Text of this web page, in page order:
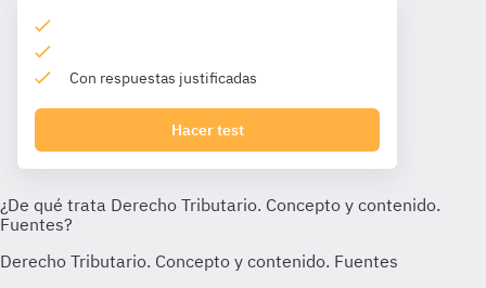
Con respuestas justificadas
Hacer test